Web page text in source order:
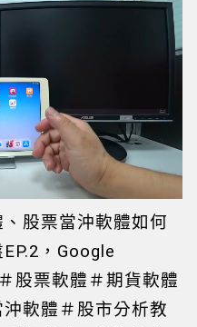
股票當沖軟體如何
，Google
股票軟體＃期貨軟體
軟體＃股市分析教